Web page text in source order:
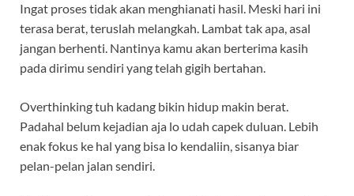
Ingat proses tidak akan menghianati hasil. Meski hari ini
terasa berat, teruslah melangkah. Lambat tak apa, asal
jangan berhenti. Nantinya kamu akan berterima kasih
pada dirimu sendiri yang telah gigih bertahan.
Overthinking tuh kadang bikin hidup makin berat.
Padahal belum kejadian aja lo udah capek duluan. Lebih
enak fokus ke hal yang bisa lo kendaliin, sisanya biar
pelan-pelan jalan sendiri.